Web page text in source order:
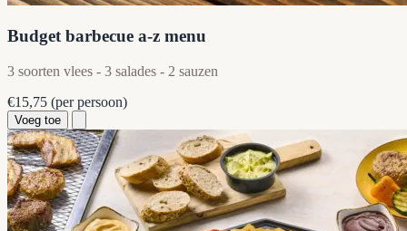
Budget barbecue a-z menu
3 soorten vlees - 3 salades - 2 sauzen
€15,75 (per persoon)
Voeg toe